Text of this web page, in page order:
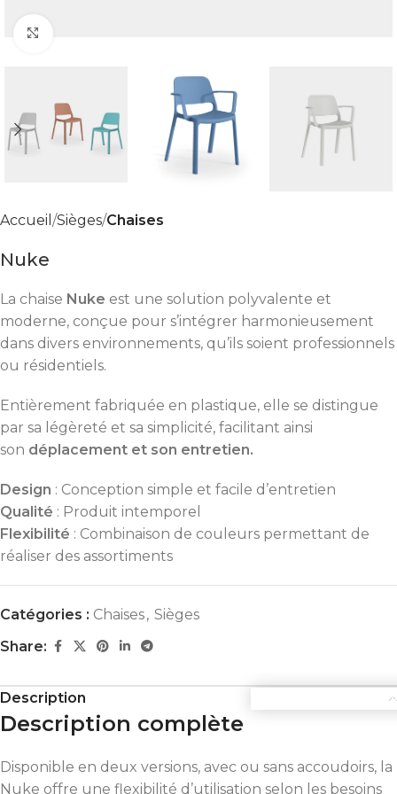
Accueil Sièges Chaises
Nuke
La chaise Nuke est une solution polyvalente et
moderne, conçue pour s’intégrer harmonieusement
dans divers environnements, qu’ils soient professionnels
ou résidentiels.
Entièrement fabriquée en plastique, elle se distingue
par sa légèreté et sa simplicité, facilitant ainsi
son déplacement et son entretien.
Design : Conception simple et facile d’entretien
Qualité : Produit intemporel
Flexibilité : Combinaison de couleurs permettant de
réaliser des assortiments
Catégories : Chaises, Sièges
Share:
Description
Description complète
Disponible en deux versions, avec ou sans accoudoirs, la
Nuke offre une flexibilité d’utilisation selon les besoins